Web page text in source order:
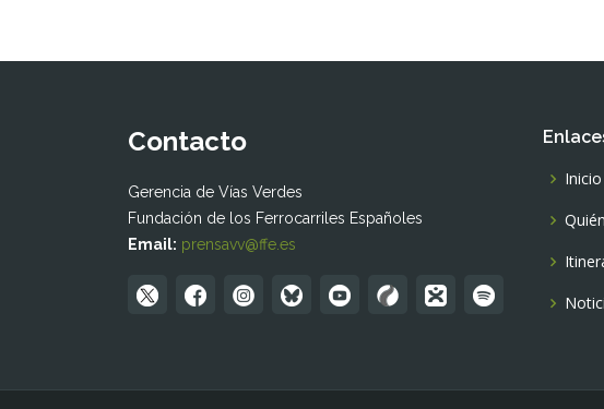
Contacto
Gerencia de Vías Verdes
Fundación de los Ferrocarriles Españoles
Email: prensavv@ffe.es
Inicio